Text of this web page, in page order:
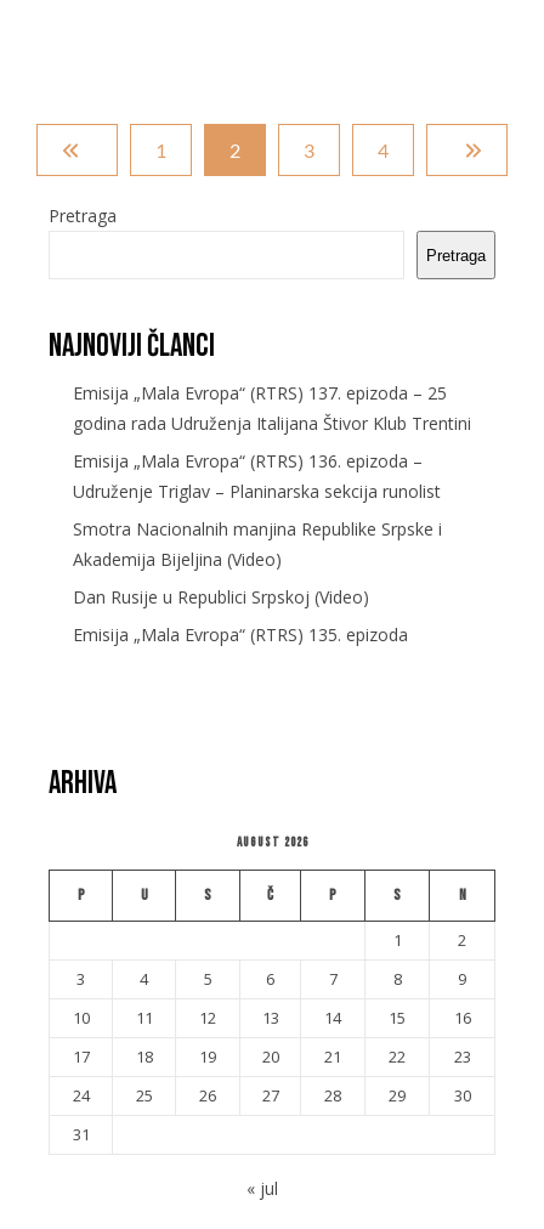
1 2 3 4
Pretraga
Pretraga
Najnoviji članci
Emisija „Mala Evropa“ (RTRS) 137. epizoda – 25
godina rada Udruženja Italijana Štivor Klub Trentini
Emisija „Mala Evropa“ (RTRS) 136. epizoda –
Udruženje Triglav – Planinarska sekcija runolist
Smotra Nacionalnih manjina Republike Srpske i
Akademija Bijeljina (Video)
Dan Rusije u Republici Srpskoj (Video)
Emisija „Mala Evropa“ (RTRS) 135. epizoda
Arhiva
August 2026
P U S Č P S N
1
2
3
4 5 6 7 8
9
10
11 12 13 14 15
16
17
18 19 20 21 22
23
24
25 26 27 28 29
30
31
« jul